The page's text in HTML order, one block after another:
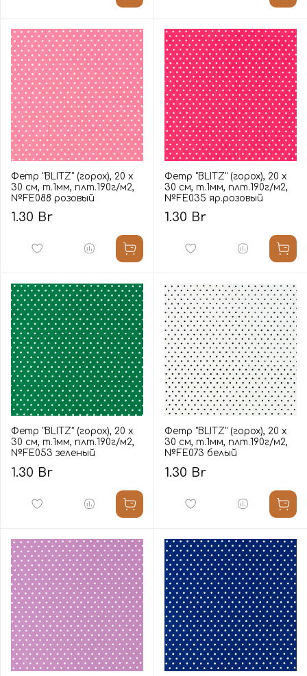
Фетр "BLITZ" (горох), 20 х
30 см, т.1мм, плт.190г/м2,
№FE088 розовый
1.30 Br
Фетр "BLITZ" (горох), 20 х
30 см, т.1мм, плт.190г/м2,
№FE035 яр.розовый
1.30 Br
Фетр "BLITZ" (горох), 20 х
30 см, т.1мм, плт.190г/м2,
№FE053 зеленый
1.30 Br
Фетр "BLITZ" (горох), 20 х
30 см, т.1мм, плт.190г/м2,
№FE073 белый
1.30 Br